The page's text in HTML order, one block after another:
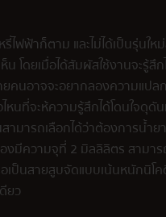
ฟ้าก็ตาม และไม่ได้เป็นรุ่นให
น โดยเมื่อได้สัมผัสใช้งานจะรู้
นอาจจะอยากลองความแปลก
นที่จะห้ความรู้สึกได้โดนใจดุดั
ารถเลือกได้ว่าต้องการน้ำย
มีความจุที่ 2 มิลลิลิตร สามา
เป็นสายสูบจัดแบบเน้นหนักนิโ
ยว